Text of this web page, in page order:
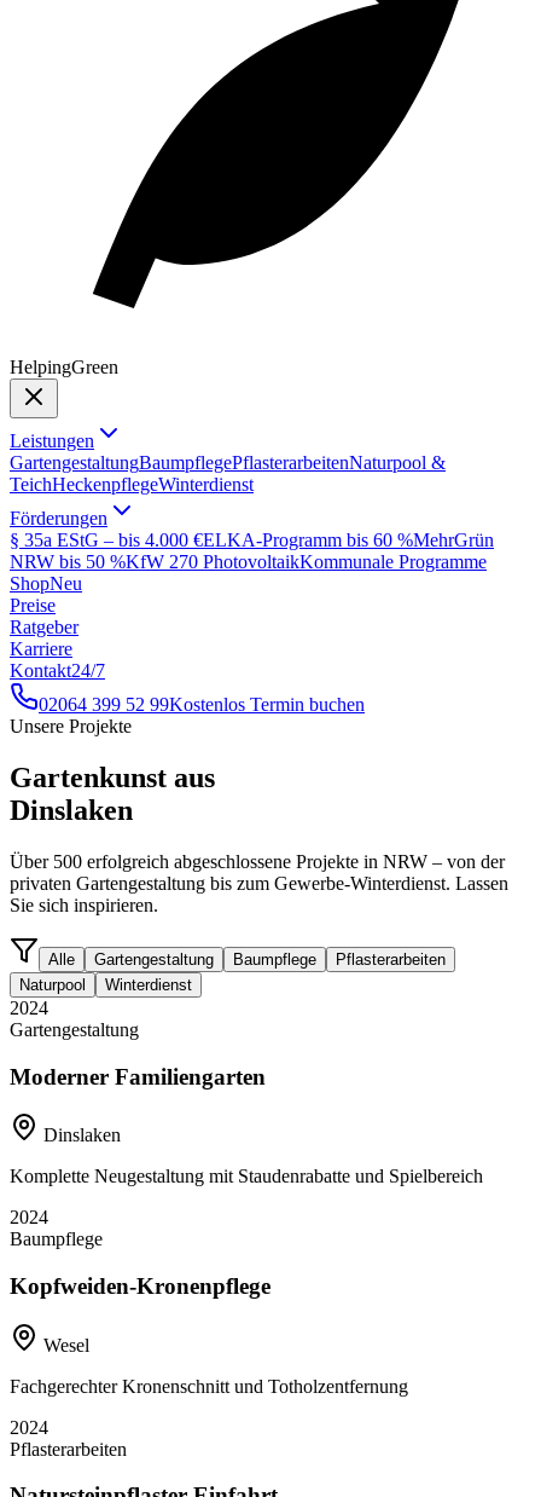
HelpingGreen
Leistungen
GartengestaltungBaumpflegePflasterarbeitenNaturpool &
TeichHeckenpflegeWinterdienst
Förderungen
§ 35a EStG – bis 4.000 €ELKA-Programm bis 60 %MehrGrün
NRW bis 50 %KfW 270 PhotovoltaikKommunale Programme
ShopNeu
Preise
Ratgeber
Karriere
Kontakt24/7
02064 399 52 99Kostenlos Termin buchen
Unsere Projekte
Gartenkunst aus
Dinslaken
Über 500 erfolgreich abgeschlossene Projekte in NRW – von der
privaten Gartengestaltung bis zum Gewerbe-Winterdienst. Lassen
Sie sich inspirieren.
Alle Gartengestaltung Baumpflege
Pflasterarbeiten
Naturpool
Winterdienst
2024
Gartengestaltung
Moderner Familiengarten
Dinslaken
Komplette Neugestaltung mit Staudenrabatte und Spielbereich
2024
Baumpflege
Kopfweiden-Kronenpflege
Wesel
Fachgerechter Kronenschnitt und Totholzentfernung
2024
Pflasterarbeiten